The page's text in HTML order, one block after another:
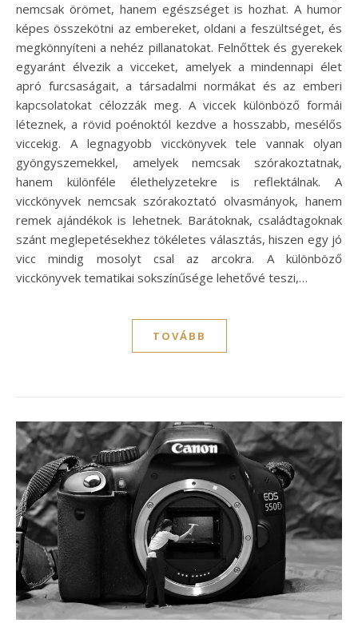
nemcsak örömet, hanem egészséget is hozhat. A humor
képes összekötni az embereket, oldani a feszültséget, és
megkönnyíteni a nehéz pillanatokat. Felnőttek és gyerekek
egyaránt élvezik a vicceket, amelyek a mindennapi élet
apró furcsaságait, a társadalmi normákat és az emberi
kapcsolatokat célozzák meg. A viccek különböző formái
léteznek, a rövid poénoktól kezdve a hosszabb, mesélős
viccekig. A legnagyobb vicckönyvek tele vannak olyan
gyöngyszemekkel, amelyek nemcsak szórakoztatnak,
hanem különféle élethelyzetekre is reflektálnak. A
vicckönyvek nemcsak szórakoztató olvasmányok, hanem
remek ajándékok is lehetnek. Barátoknak, családtagoknak
szánt meglepetésekhez tökéletes választás, hiszen egy jó
vicc mindig mosolyt csal az arcokra. A különböző
vicckönyvek tematikai sokszínűsége lehetővé teszi,…
TOVÁBB